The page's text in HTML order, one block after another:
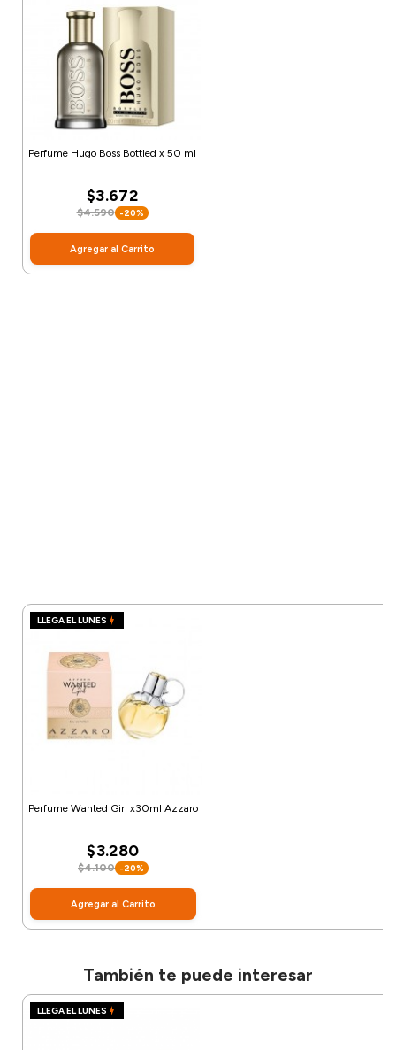
Perfume Hugo Boss Bottled x 50 ml
$3.672
$4.590 -20%
Agregar al Carrito
LLEGA EL LUNES
Perfume Wanted Girl x30ml Azzaro
$3.280
$4.100 -20%
Agregar al Carrito
También te puede interesar
LLEGA EL LUNES